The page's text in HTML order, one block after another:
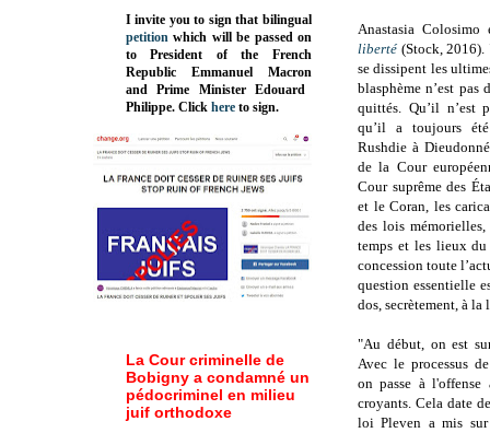
Anastasia
liberté (Stock,
se dissipent les
blasphème n’est
quittés. Qu’il n’est
qu’il a toujours
Rushdie à
de la Cour
Cour suprême des
et le Coran, les
des lois
temps et les lieux
concession toute
question essentielle
dos, secrètement, à la
"Au début, on est
Avec le processus
on passe à
croyants. Cela date
loi Pleven a mis
I invite you to sign that bilingual
petition which will be passed on
to President of the French
Republic Emmanuel Macron
and Prime MinisterEdouard
Philippe. Click here to sign.
La Cour criminelle de
Bobigny a condamné un
pédocriminel en milieu
juif orthodoxe